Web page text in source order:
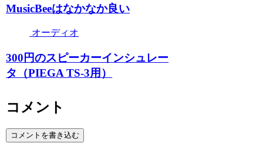
MusicBeeはなかなか良い
オーディオ
300円のスピーカーインシュレー
タ（PIEGA TS-3用）
コメント
コメントを書き込む